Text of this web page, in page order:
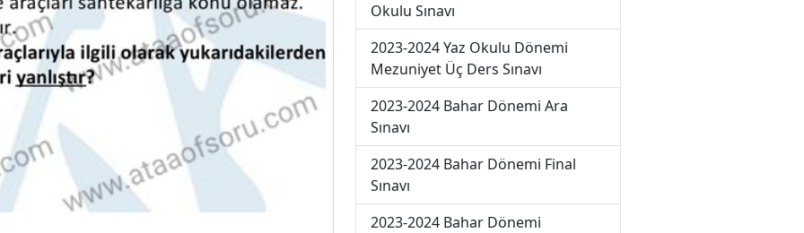
Okulu Sınavı
2023-2024 Yaz Okulu Dönemi
Mezuniyet Üç Ders Sınavı
2023-2024 Bahar Dönemi Ara
Sınavı
2023-2024 Bahar Dönemi Final
Sınavı
2023-2024 Bahar Dönemi